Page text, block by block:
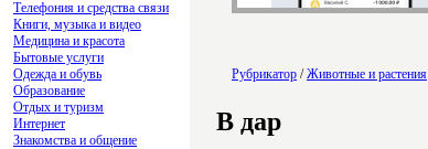
Телефония и средства связи
Книги, музыка и видео
Медицина и красота
Бытовые услуги
Одежда и обувь
Образование
Отдых и туризм
Интернет
Знакомства и общение
Рубрикатор /Животные и растения
В дар